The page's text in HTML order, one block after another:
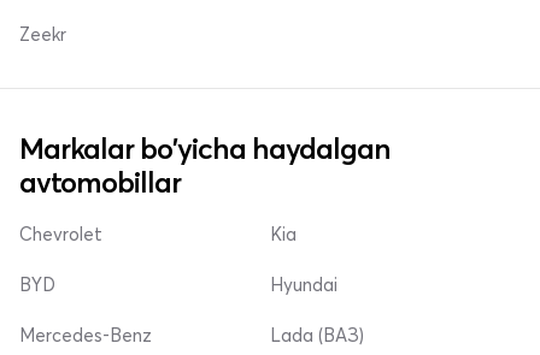
Zeekr
Markalar bo'yicha haydalgan
avtomobillar
Chevrolet
BYD
Mercedes-Benz
Kia
Hyundai
Lada (ВАЗ)